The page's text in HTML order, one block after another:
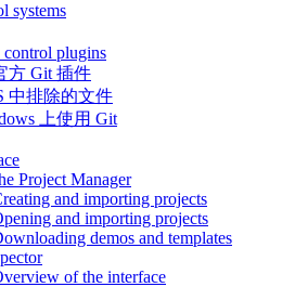
systems
control plugins
方 Git 插件
中排除的文件
上使用 Git
Project Manager
and importing projects
and importing projects
demos and templates
of the interface